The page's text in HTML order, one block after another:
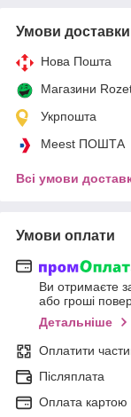
Умови доставки
Нова Пошта
Магазини
Укрпошта
Meest ПОШТА
Всі умови
Умови оплати
Ви отримаєте
або гроші
Детальніше
Оплатити
Післяплата
Оплата картою